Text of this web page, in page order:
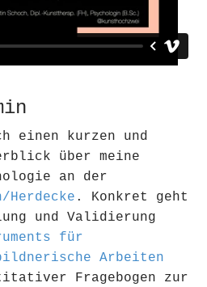
einen kurzen und
über meine
an der
. Konkret geht
und Validierung
für
Arbeiten
Fragebogen zur